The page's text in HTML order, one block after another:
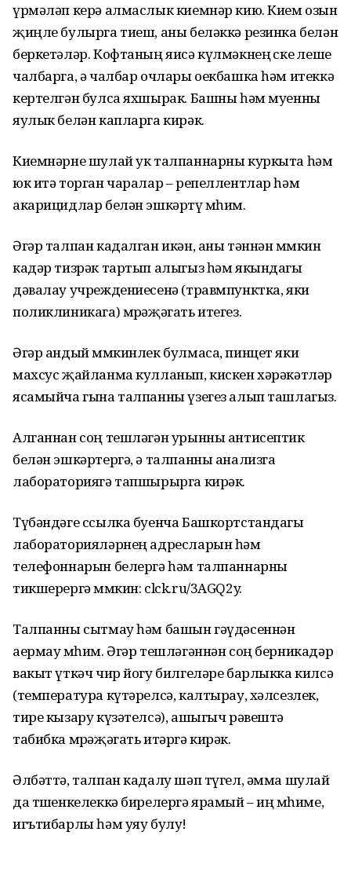
үрмәләп керә алмаслык киемнәр кию. Кием озын
җиңле булырга тиеш, аны беләккә резинка белән
беркетәләр. Кофтаның яисә күлмәкнең өске өлеше
чалбарга, ә чалбар очлары оекбашка һәм итеккә
кертелгән булса яхшырак. Башны һәм муенны
яулык белән капларга кирәк.
Киемнәрне шулай ук талпаннарны куркыта һәм
юк итә торган чаралар – репеллентлар һәм
акарицидлар белән эшкәртү мөһим.
Әгәр талпан кадалган икән, аны тәннән мөмкин
кадәр тизрәк тартып алыгыз һәм якындагы
дәвалау учреждениесенә (травмпунктка, яки
поликлиникага) мөрәҗәгать итегез.
Әгәр андый мөмкинлек булмаса, пинцет яки
махсус җайланма кулланып, кискен хәрәкәтләр
ясамыйча гына талпанны үзегез алып ташлагыз.
Алганнан соң тешләгән урынны антисептик
белән эшкәртергә, ә талпанны анализга
лабораториягә тапшырырга кирәк.
Түбәндәге ссылка буенча Башкортстандагы
лабораторияләрнең адресларын һәм
телефоннарын белергә һәм талпаннарны
тикшерергә мөмкин: clck.ru/3AGQ2y.
Талпанны сытмау һәм башын гәүдәсеннән
аермау мөһим. Әгәр тешләгәннән соң берникадәр
вакыт үткәч чир йогу билгеләре барлыкка килсә
(температура күтәрелсә, калтырау, хәлсезлек,
тире кызару күзәтелсә), ашыгыч рәвештә
табибка мөрәҗәгать итәргә кирәк.
Әлбәттә, талпан кадалу шәп түгел, әмма шулай
да төшенкелеккә бирелергә ярамый – иң мөһиме,
игътибарлы һәм уяу булу!